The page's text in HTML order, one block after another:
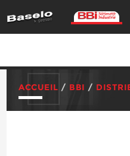
ACCUEIL / BBI /